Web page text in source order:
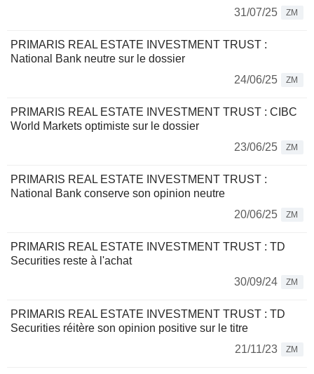
31/07/25
ZM
PRIMARIS REAL ESTATE INVESTMENT TRUST :
National Bank neutre sur le dossier
24/06/25
ZM
PRIMARIS REAL ESTATE INVESTMENT TRUST : CIBC
World Markets optimiste sur le dossier
23/06/25
ZM
PRIMARIS REAL ESTATE INVESTMENT TRUST :
National Bank conserve son opinion neutre
20/06/25
ZM
PRIMARIS REAL ESTATE INVESTMENT TRUST : TD
Securities reste à l'achat
30/09/24
ZM
PRIMARIS REAL ESTATE INVESTMENT TRUST : TD
Securities réitère son opinion positive sur le titre
21/11/23
ZM